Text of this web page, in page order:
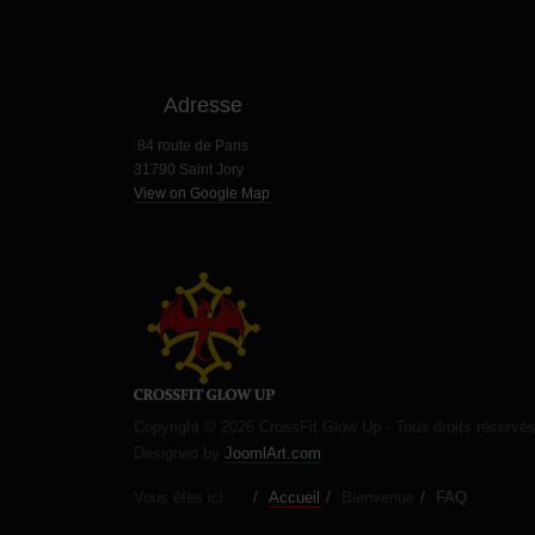
Adresse
84 route de Paris
31790 Saint Jory
View on Google Map
JoomlArt.com
Accueil FAQ